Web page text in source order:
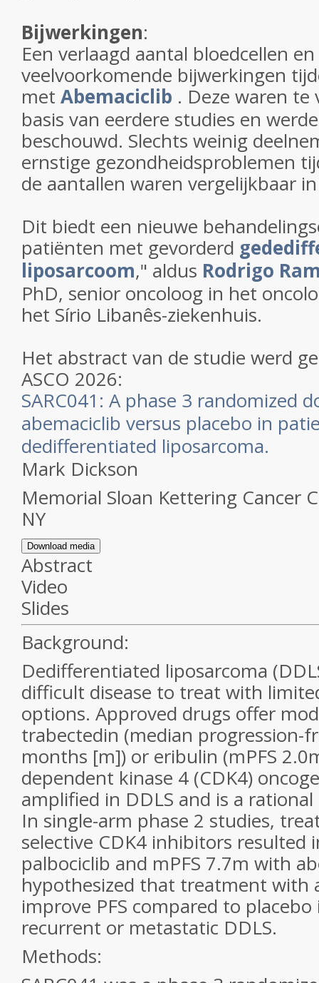
Bijwerkingen:
Een verlaagd aantal bloedcellen
veelvoorkomende bijwerkingen
met Abemaciclib . Deze waren
basis van eerdere studies en
beschouwd. Slechts weinig
ernstige gezondheidsproblemen
de aantallen waren vergelijkbaar
Dit biedt een nieuwe
patiënten met gevorderd
liposarcoom," aldus Rodrigo
PhD, senior oncoloog in het
het Sírio Libanês-ziekenhuis.
Het abstract van de studie werd
ASCO 2026:
SARC041: A phase 3 randomized
abemaciclib versus placebo in
dedifferentiated liposarcoma.
Mark Dickson
Memorial Sloan Kettering Cancer
NY
Download media
Abstract
Video
Slides
Background:
Dedifferentiated liposarcoma
difficult disease to treat with
options. Approved drugs offer
trabectedin (median progression-
months [m]) or eribulin (mPFS
dependent kinase 4 (CDK4)
amplified in DDLS and is a
In single-arm phase 2 studies,
selective CDK4 inhibitors resulted
palbociclib and mPFS 7.7m with
hypothesized that treatment with
improve PFS compared to
recurrent or metastatic DDLS.
Methods: